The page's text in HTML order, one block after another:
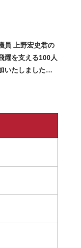
員 上野宏史君の
躍を支える100人
いたしました＿